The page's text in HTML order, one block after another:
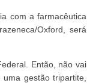
com a farmacêutica
Oxford, será
Então, não vai
gestão tripartite,